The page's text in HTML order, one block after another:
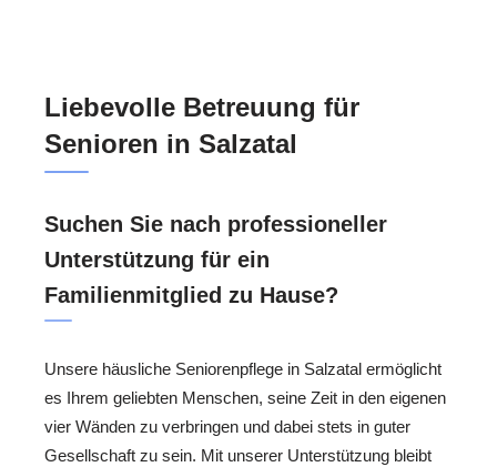
Liebevolle Betreuung für
Senioren in Salzatal
Suchen Sie nach professioneller
Unterstützung für ein
Familienmitglied zu Hause?
Unsere häusliche Seniorenpflege in Salzatal ermöglicht
es Ihrem geliebten Menschen, seine Zeit in den eigenen
vier Wänden zu verbringen und dabei stets in guter
Gesellschaft zu sein. Mit unserer Unterstützung bleibt